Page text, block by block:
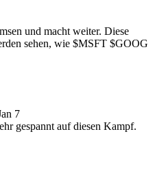
und macht weiter. Diese
sehen, wie $MSFT $GOOG
7
gespannt auf diesen Kampf.